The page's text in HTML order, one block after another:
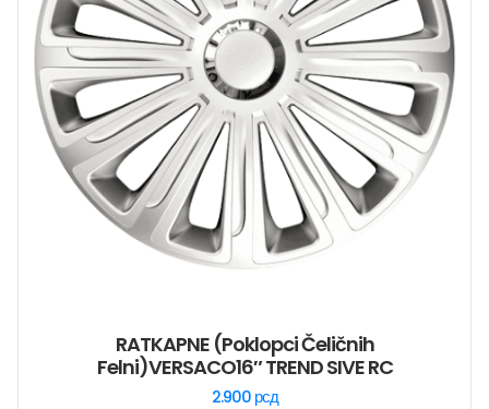
RATKAPNE (poklopci Čeličnih
Felni)VERSACO16″ TREND SIVE RC
2.900 рсд